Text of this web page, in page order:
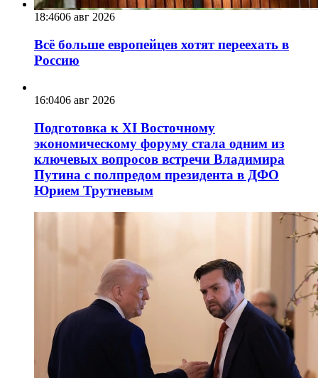
18:4606 авг 2026
Всё больше европейцев хотят переехать в
Россию
16:0406 авг 2026
Подготовка к XI Восточному
экономическому форуму стала одним из
ключевых вопросов встречи Владимира
Путина с полпредом президента в ДФО
Юрием Трутневым